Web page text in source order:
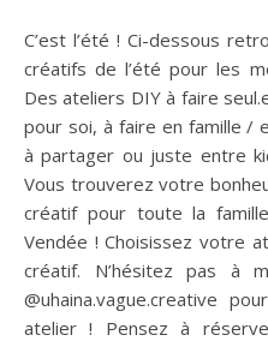
C’est l’été ! Ci-dessous retrouvez le planning des ateliers
créatifs de l’été pour les
Des ateliers DIY à faire
pour soi, à faire en famille /
à partager ou juste entre
Vous trouverez votre
créatif pour toute la
Vendée ! Choisissez votre
créatif. N’hésitez pas à
@uhaina.vague.creative
atelier ! Pensez à